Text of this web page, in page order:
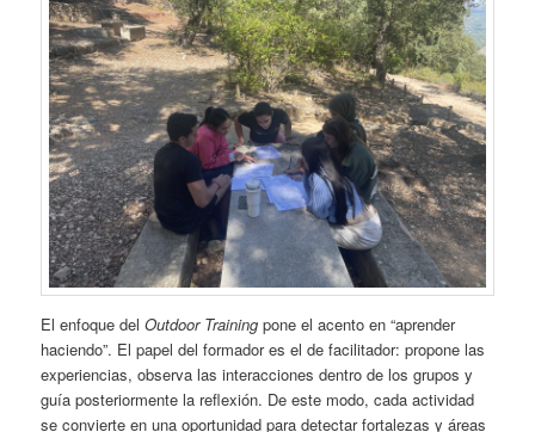
El enfoque delOutdoor Training pone el acento en “aprender
haciendo”. El papel del formador es el de facilitador: propone las
experiencias, observa las interacciones dentro de los grupos y
guía posteriormente la reflexión. De este modo, cada actividad
se convierte en una oportunidad para detectar fortalezas y áreas